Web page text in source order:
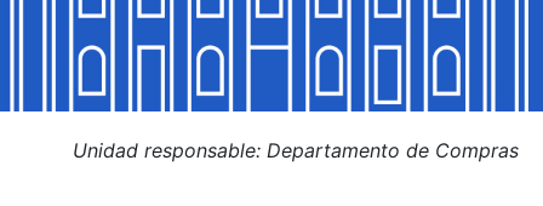
Mostrar/Ocultar
Mostrar/Ocultar
Mostrar/Ocultar
Unidad responsable: Departamento de Compras